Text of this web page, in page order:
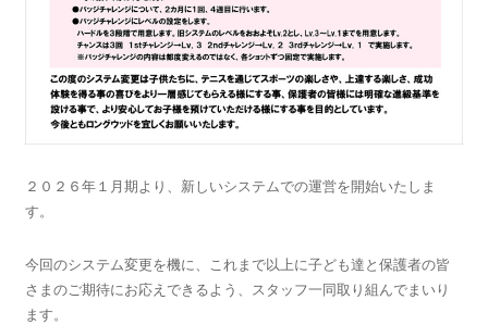
２０２６年１月期より、新しいシステムでの運営を開始いたしま
す。
今回のシステム変更を機に、これまで以上に子ども達と保護者の皆
さまのご期待にお応えできるよう、スタッフ一同取り組んでまいり
ます。